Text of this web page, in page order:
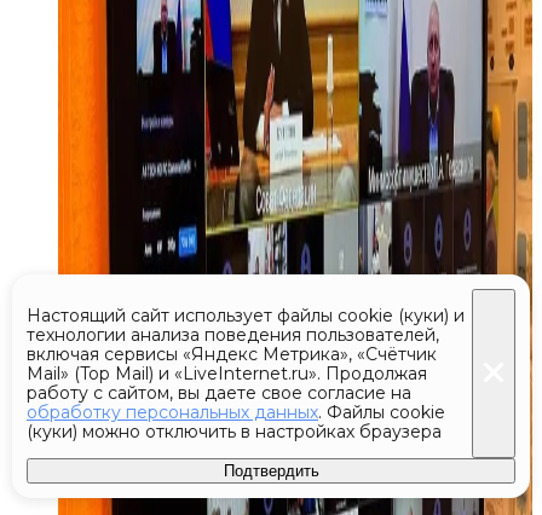
Настоящий сайт использует файлы cookie (куки) и
технологии анализа поведения пользователей,
включая сервисы «Яндекс Метрика», «Счётчик
Mail» (Top Mail) и «LiveInternet.ru». Продолжая
работу с сайтом, вы даете свое согласие на
обработку персональных данных. Файлы cookie
(куки) можно отключить в настройках браузера
Подтвердить